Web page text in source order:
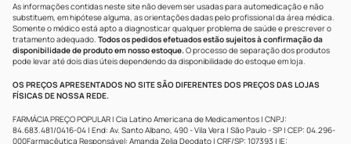
As informações contidas neste site não devem ser usadas para automedicação e não
substituem, em hipótese alguma, as orientações dadas pelo profissional da área médica.
Somente o médico está apto a diagnosticar qualquer problema de saúde e prescrever o
tratamento adequado. Todos os pedidos efetuados estão sujeitos à confirmação da
disponibilidade de produto em nosso estoque.O processo de separação dos produtos
pode levar até dois dias úteis dependendo da disponibilidade do estoque em loja.
OS PREÇOS APRESENTADOS NO SITE SÃO DIFERENTES DOS PREÇOS DAS LOJAS
FÍSICAS DE NOSSA REDE.
FARMÁCIA PREÇO POPULAR | Cia Latino Americana de Medicamentos | CNPJ:
84.683.481/0416-04 | End: Av. Santo Albano, 490 - Vila Vera | São Paulo - SP | CEP: 04.296-
000Farmacêutica Responsável: Amanda Zelia Deodato | CRF/SP: 107393 | IE: